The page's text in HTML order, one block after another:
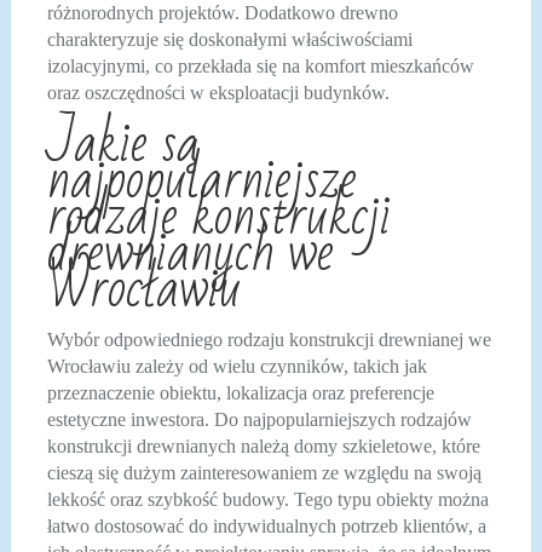
różnorodnych projektów. Dodatkowo drewno
charakteryzuje się doskonałymi właściwościami
izolacyjnymi, co przekłada się na komfort mieszkańców
oraz oszczędności w eksploatacji budynków.
Jakie są
najpopularniejsze
rodzaje konstrukcji
drewnianych we
Wrocławiu
Wybór odpowiedniego rodzaju konstrukcji drewnianej we
Wrocławiu zależy od wielu czynników, takich jak
przeznaczenie obiektu, lokalizacja oraz preferencje
estetyczne inwestora. Do najpopularniejszych rodzajów
konstrukcji drewnianych należą domy szkieletowe, które
cieszą się dużym zainteresowaniem ze względu na swoją
lekkość oraz szybkość budowy. Tego typu obiekty można
łatwo dostosować do indywidualnych potrzeb klientów, a